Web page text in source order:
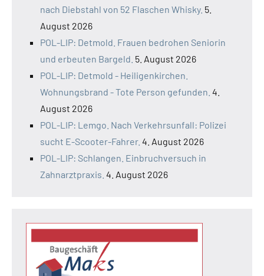
nach Diebstahl von 52 Flaschen Whisky. 5.
August 2026
POL-LIP: Detmold. Frauen bedrohen Seniorin
und erbeuten Bargeld. 5. August 2026
POL-LIP: Detmold - Heiligenkirchen.
Wohnungsbrand - Tote Person gefunden. 4.
August 2026
POL-LIP: Lemgo. Nach Verkehrsunfall: Polizei
sucht E-Scooter-Fahrer. 4. August 2026
POL-LIP: Schlangen. Einbruchversuch in
Zahnarztpraxis. 4. August 2026